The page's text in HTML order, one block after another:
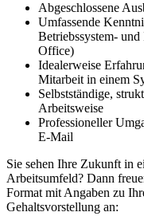
Abgeschlossene
Umfassende
Betriebssystem-
Office)
Idealerweise
Mitarbeit in einem
Selbstständige,
Arbeitsweise
Professioneller
E-Mail
Sie sehen Ihre Zukunft in
Arbeitsumfeld? Dann
Format mit Angaben zu
Gehaltsvorstellung an: